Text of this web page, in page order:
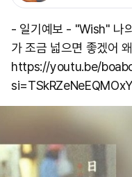
- 일기예보 - "Wish" 나
가 조금 넓으면 좋겠어
https://youtu.be/